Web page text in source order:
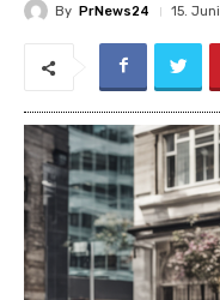
By PrNews24 15.